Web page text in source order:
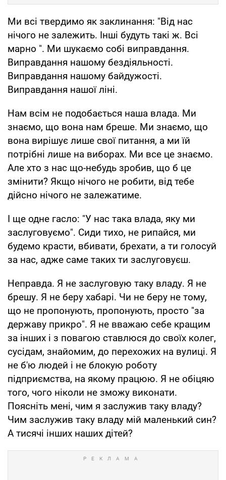
Ми всі твердимо як заклинання: "Від нас
нічого не залежить. Інші будуть такі ж. Всі
марно ". Ми шукаємо собі виправдання.
Виправдання нашому бездіяльності.
Виправдання нашому байдужості.
Виправдання нашої ліні.
Нам всім не подобається наша влада. Ми
знаємо, що вона нам бреше. Ми знаємо, що
вона вирішує лише свої питання, а ми їй
потрібні лише на виборах. Ми все це знаємо.
Але хто з нас що-небудь зробив, що б це
змінити? Якщо нічого не робити, від тебе
дійсно нічого не залежатиме.
І ще одне гасло: "У нас така влада, яку ми
заслуговуємо". Сиди тихо, не рипайся, ми
будемо красти, вбивати, брехати, а ти голосуй
за нас, адже саме таких ти заслуговуєш.
Неправда. Я не заслуговую таку владу. Я не
брешу. Я не беру хабарі. Чи не беру не тому,
що не пропонують, пропонують, просто "за
державу прикро". Я не вважаю себе кращим
за інших і з повагою ставлюся до своїх колег,
сусідам, знайомим, до перехожих на вулиці. Я
не б'ю людей і не блокую роботу
підприємства, на якому працюю. Я не обіцяю
того, чого ніколи не зможу виконати.
Поясніть мені, чим я заслужив таку владу?
Чим заслужив таку владу мій маленький син?
А тисячі інших наших дітей?